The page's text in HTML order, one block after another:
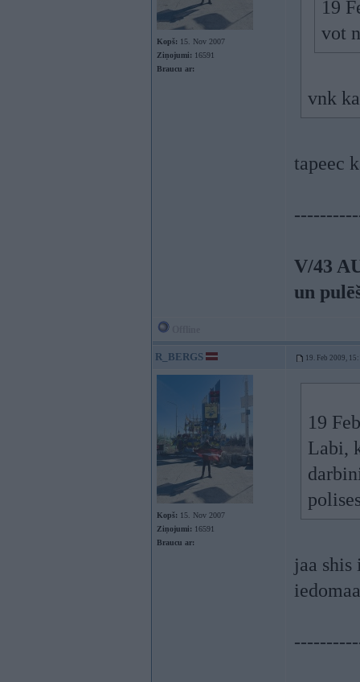
Kopš: 15. Nov 2007
Ziņojumi: 16591
Braucu ar:
19
vot
vnk
tapeec
V/43
un
R_BERGS 19. Feb 2009,
Kopš: 15. Nov 2007
Ziņojumi: 16591
Braucu ar:
19
Labi,
jaa